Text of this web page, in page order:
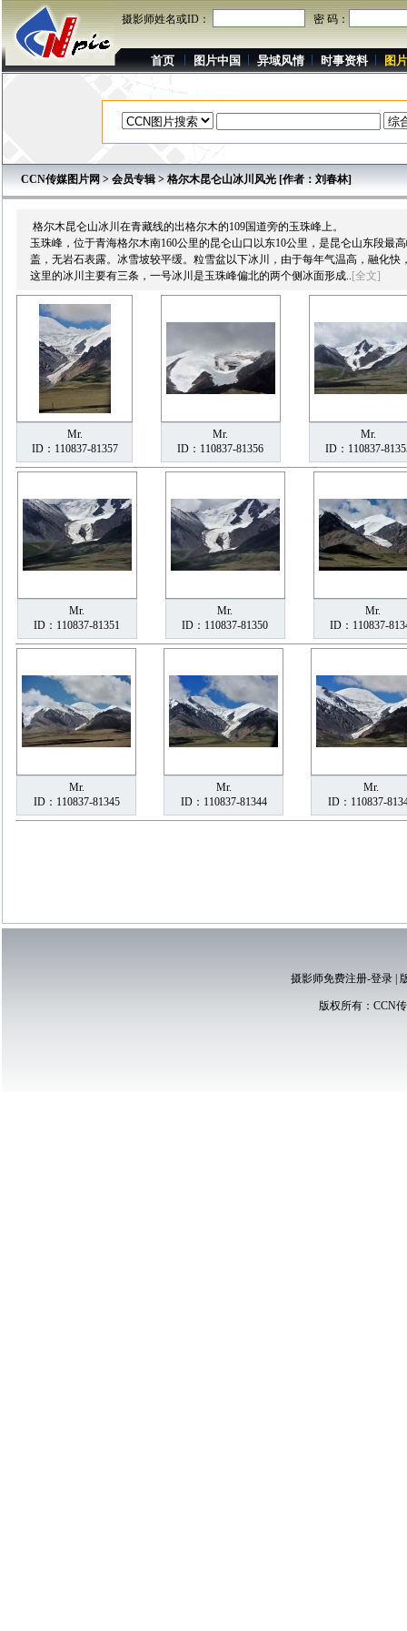
摄影师姓名或ID： 密 码：
首页 图片中国 异域风情 时事资料 图
CCN传媒图片网 > 会员专辑 > 格尔木昆仑山冰川风光 [作者：刘春林]
格尔木昆仑山冰川在青藏线的出格尔木的109国道旁的玉珠峰上。
玉珠峰，位于青海格尔木南160公里的昆仑山口以东10公里，是昆仑山东段最
盖，无岩石表露。冰雪坡较平缓。粒雪盆以下冰川，由于每年气温高，融化
这里的冰川主要有三条，一号冰川是玉珠峰偏北的两个侧冰面形成.. [全文]
Mr.
ID：110837-81357
Mr.
ID：110837-81356
Mr.
ID：110837-
Mr.
ID：110837-81351
Mr.
ID：110837-81350
Mr.
ID：110837-
Mr.
ID：110837-81345
Mr.
ID：110837-81344
Mr.
ID：110837-
摄影师免费注册-登录|
版权所有： CCN